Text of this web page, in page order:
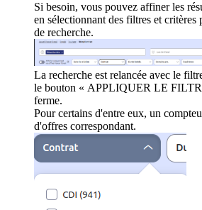
Si besoin, vous pouvez affiner les
en sélectionnant des filtres et critères
de recherche.
La recherche est relancée avec le
le bouton « APPLIQUER LE
ferme.
Pour certains d'entre eux, un
d'offres correspondant.